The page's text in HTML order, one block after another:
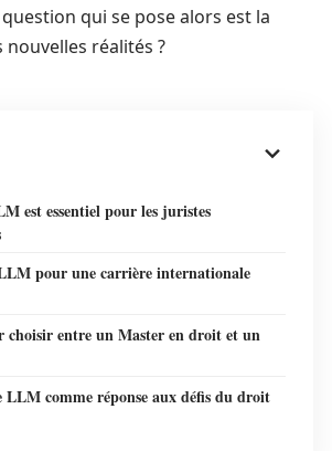
qui se pose alors est la
réalités ?
est essentiel pour les juristes
pour une carrière internationale
choisir entre un Master en droit et un
LLM comme réponse aux défis du droit